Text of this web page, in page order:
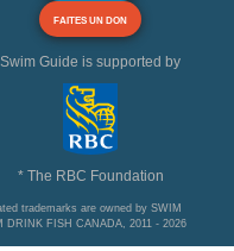
FAITES UN DON
Swim Guide is supported by
* The RBC Foundation
trademarks are owned by SWIM
DRINK FISH CANADA, 2011 - 2026